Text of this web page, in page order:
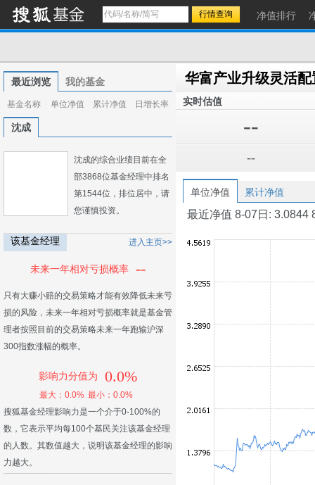
净值排行
最近浏览 我的基金
基金名称 单位净值 累计净值 日增长率
沈成
沈成的综合业绩目前在全
部3868位基金经理中排名
第1544位，排位居中，请
您谨慎投资。
该基金经理 进入主页>>
未来一年相对亏损概率 --
只有大赚小赔的交易策略才能有效降低未来亏
损的风险，未来一年相对亏损概率就是基金管
理者按照目前的交易策略未来一年跑输沪深
300指数涨幅的概率。
影响力分值为 0.0%
最大：0.0% 最小：0.0%
搜狐基金经理影响力是一个介于0-100%的
数，它表示平均每100个基民关注该基金经理
的人数。其数值越大，说明该基金经理的影响
力越大。
实时估值
--
--
单位净值 累计净值
最近净值 8-07日: 3.0844